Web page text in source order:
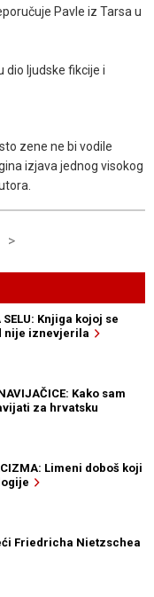
Pavle iz Tarsa u
dio ljudske fikcije i
zene ne bi vodile
izjava jednog visokog
>
SELU: Knjiga kojoj se
nije iznevjerila
Kako sam
za hrvatsku
Limeni doboš koji
Friedricha Nietzschea